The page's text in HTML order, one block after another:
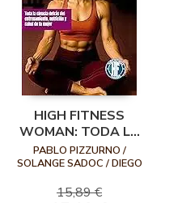
HIGH FITNESS
WOMAN: TODA LA
CIENCIA DETRÁS
DEL
NUTRICIÓN Y
PABLO PIZZURNO /
SOLANGE SADOC / DIEGO
15,89 €